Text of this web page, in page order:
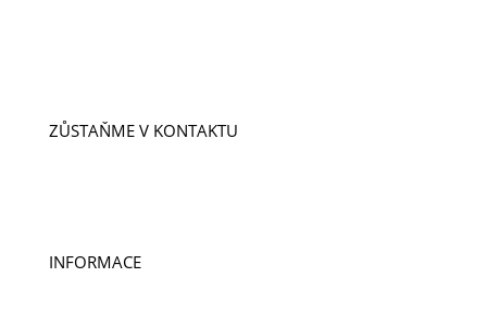
ZŮSTAŇME V KONTAKTU
INFORMACE